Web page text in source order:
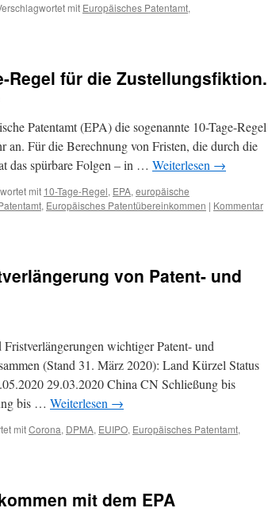
mit Europäisches Patentamt,
Regel für die Zustellungsfiktion.
Patentamt (EPA) die sogenannte 10-Tage-Regel
an. Für die Berechnung von Fristen, die durch die
das spürbare Folgen – in … Weiterlesen →
mit 10-Tage-Regel, EPA, europäische
, Europäisches Patentübereinkommen | Kommentar
von Patent- und
wichtiger Patent- und
(Stand 31. März 2020): Land Kürzel Status
29.03.2020 China CN Schließung bis
bis … Weiterlesen →
mitCorona, DPMA, EUIPO, Europäisches Patentamt,
mit dem EPA